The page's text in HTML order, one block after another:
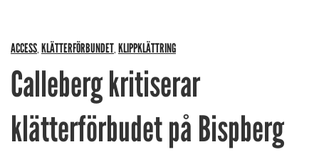
ACCESS, KLÄTTERFÖRBUNDET, KLIPPKLÄTTRING
Calleberg kritiserar
klätterförbudet på Bispberg